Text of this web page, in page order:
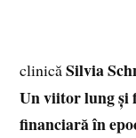
clinicăSilvia
Un viitor lung și
financiară în